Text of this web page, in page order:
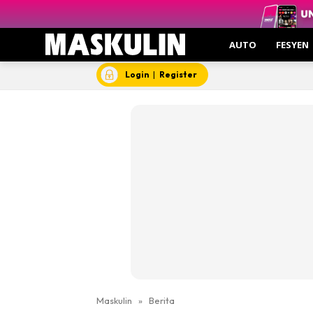
AUTO FESYEN
Login | Register
Maskulin » Berita